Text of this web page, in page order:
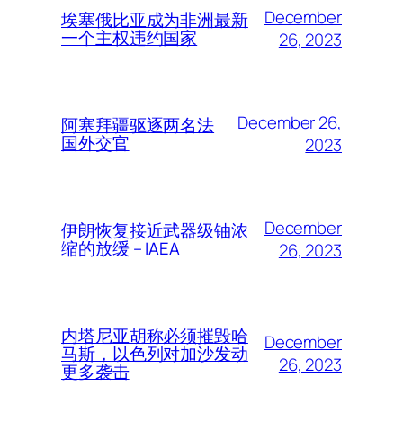
埃塞俄比亚成为非洲最新
一个主权违约国家
December
26, 2023
阿塞拜疆驱逐两名法
国外交官
December 26,
2023
伊朗恢复接近武器级铀浓
缩的放缓 – IAEA
December
26, 2023
内塔尼亚胡称必须摧毁哈
马斯，以色列对加沙发动
更多袭击
December
26, 2023